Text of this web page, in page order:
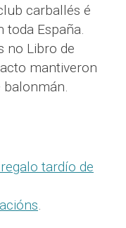
carballés é
España.
no Libro de
mantiveron
tardío de